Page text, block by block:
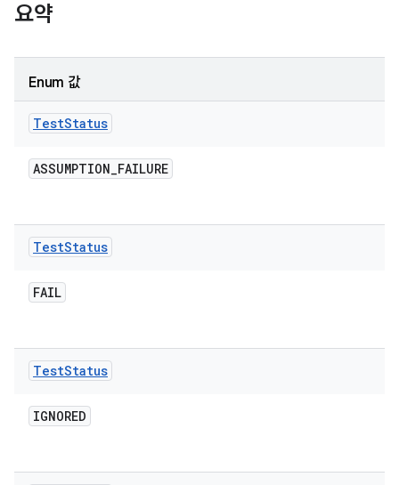
요약
Enum 값
TestStatus
ASSUMPTION_FAILURE
TestStatus
FAIL
TestStatus
IGNORED